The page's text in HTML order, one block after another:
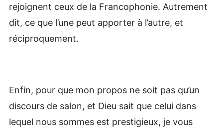
rejoignent ceux de la Francophonie. Autrement
dit, ce que l’une peut apporter à l’autre, et
réciproquement.
Enfin, pour que mon propos ne soit pas qu’un
discours de salon, et Dieu sait que celui dans
lequel nous sommes est prestigieux, je vous